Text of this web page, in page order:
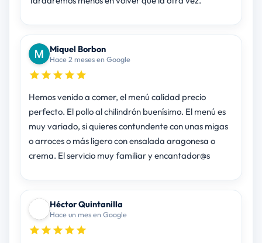
Miquel Borbon
Hace 2 meses en Google
Hemos venido a comer, el menú calidad precio
perfecto. El pollo al chilindrón buenísimo. El menú es
muy variado, si quieres contundente con unas migas
o arroces o más ligero con ensalada aragonesa o
crema. El servicio muy familiar y encantador@s
Héctor Quintanilla
Hace un mes en Google